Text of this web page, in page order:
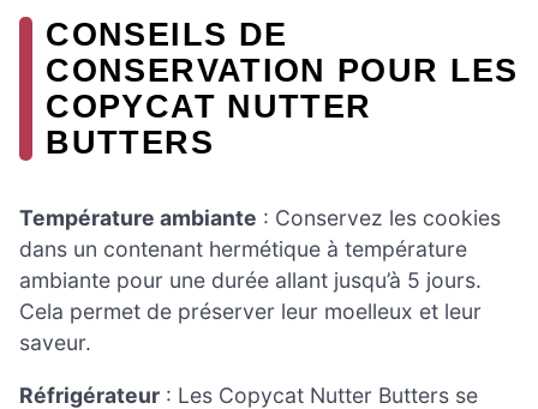
CONSEILS DE
CONSERVATION POUR LES
COPYCAT NUTTER
BUTTERS
Température ambiante : Conservez les cookies
dans un contenant hermétique à température
ambiante pour une durée allant jusqu’à 5 jours.
Cela permet de préserver leur moelleux et leur
saveur.
Réfrigérateur : Les Copycat Nutter Butters se